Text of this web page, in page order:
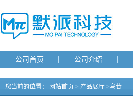
公司首页 公司介绍
您当前的位置： 网站首页 > 产品展厅 >鸟苷